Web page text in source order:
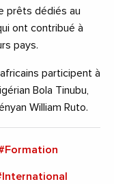
prêts dédiés au
ont contribué à
pays.
participent à
Bola Tinubu,
William Ruto.